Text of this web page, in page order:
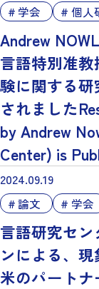
学会 個人
Andrew
言語特別准
験に関する研
されました
by Andrew
Center) is
2024.09.19
論文 学会
言語研究セ
ンによる、
米のパート